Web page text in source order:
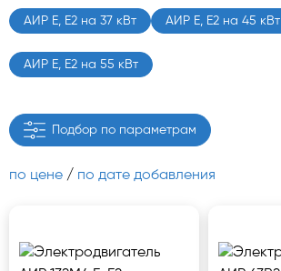
АИР Е, Е2 на 37 кВт АИР Е, Е2 на 45 кВт
АИР Е, Е2 на 55 кВт
Подбор по параметрам
по цене / по дате добавления